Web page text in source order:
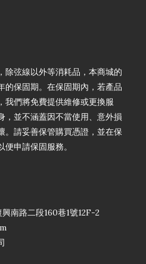
除弦線以外等消耗品，本商城的
的保固期。在保固期內，若產品
我們將免費提供維修或更換服
，並不涵蓋因不當使用、意外損
。請妥善保管購買憑證，並在保
申請保固服務。
南路二段160巷1號12F-2